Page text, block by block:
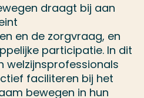
draagt bij aan
en de zorgvraag, en
participatie. In dit
welzijnsprofessionals
faciliteren bij het
bewegen in hun